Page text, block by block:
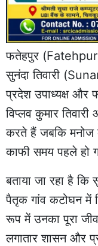
फतेहपुर
सुनंदा तिवारी
प्रदेश उपाध्यक्ष और
विप्लव कुमार
करते हैं जबकि मनोज
काफी समय पहले हो
बताया जा रहा है कि
पैतृक गांव कटोघन में
रूप में उनका पूरा
लगातार शासन और